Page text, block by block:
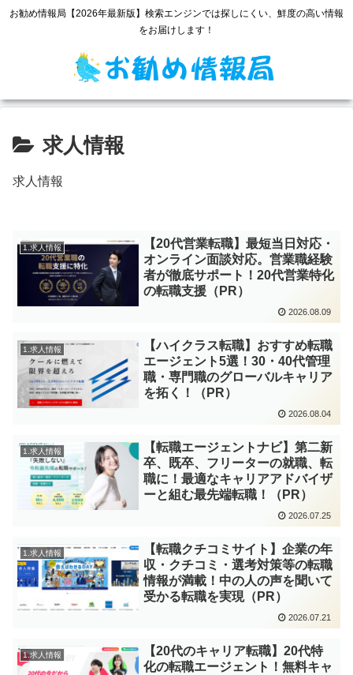
お勧め情報局【2026年最新版】検索エンジンでは探しにくい、鮮度の高い情報
をお届けします！
求人情報
求人情報
1.求人情報
【20代営業転職】最短当日対応・
オンライン面談対応。営業職経験
者が徹底サポート！20代営業特化
の転職支援（PR）
2026.08.09
1.求人情報
【ハイクラス転職】おすすめ転職
エージェント5選！30・40代管理
職・専門職のグローバルキャリア
を拓く！（PR）
2026.08.04
1.求人情報
【転職エージェントナビ】第二新
卒、既卒、フリーターの就職、転
職に！最適なキャリアアドバイザ
ーと組む最先端転職！（PR）
2026.07.25
1.求人情報
【転職クチコミサイト】企業の年
収・クチコミ・選考対策等の転職
情報が満載！中の人の声を聞いて
受かる転職を実現（PR）
2026.07.21
1.求人情報
【20代のキャリア転職】20代特
化の転職エージェント！無料キャ